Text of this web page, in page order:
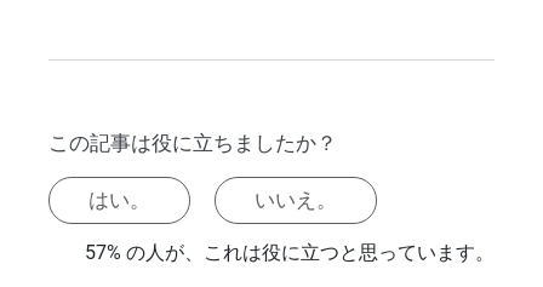
この記事は役に立ちましたか？
はい。 いいえ。
57% の人が、これは役に立つと思っています。